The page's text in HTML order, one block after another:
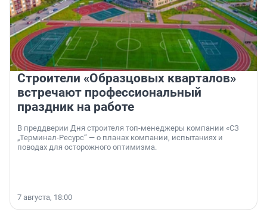
Строители «Образцовых кварталов»
встречают профессиональный
праздник на работе
В преддверии Дня строителя топ-менеджеры компании «СЗ
„Терминал-Ресурс“ — о планах компании, испытаниях и
поводах для осторожного оптимизма.
7 августа, 18:00